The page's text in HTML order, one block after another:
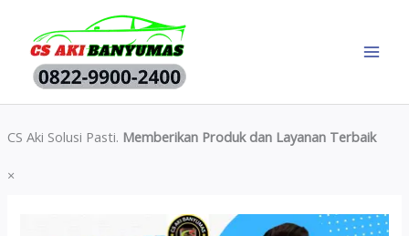
content
CS Aki Solusi Pasti. Memberikan Produk dan Layanan Terbaik
×